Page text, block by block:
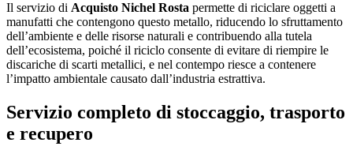
Il servizio di Acquisto Nichel Rosta permette di riciclare oggetti a
manufatti che contengono questo metallo, riducendo lo sfruttamento
dell’ambiente e delle risorse naturali e contribuendo alla tutela
dell’ecosistema, poiché il riciclo consente di evitare di riempire le
discariche di scarti metallici, e nel contempo riesce a contenere
l’impatto ambientale causato dall’industria estrattiva.
Servizio completo di stoccaggio, trasporto
e recupero